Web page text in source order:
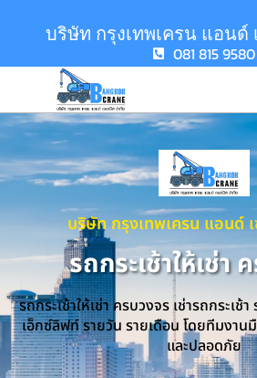
บริษัท กรุงเทพเครน แอนด์
081 815 9580
บริษัท กรุงเทพเครน แอนด์
รถกระเช้าให้เช่า
รถกระเช้าให้เช่า ครบวงจร เช่ารถกระเช้
เอ็กซ์ลิฟท์ รายวัน รายเดือน โดยทีมงาน
และปลอดภัย